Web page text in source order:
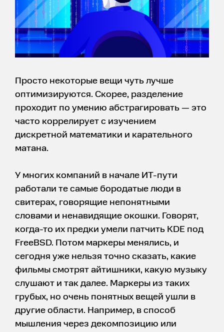
Просто некоторые вещи чуть лучше
оптимизируются. Скорее, разделение
проходит по умению абстрагировать — это
часто коррелирует с изучением
дискретной математики и карательного
матана.
У многих компаний в начале ИТ-пути
работали те самые бородатые люди в
свитерах, говорящие непонятными
словами и ненавидящие окошки. Говорят,
когда-то их предки умели патчить KDE под
FreeBSD. Потом маркеры менялись, и
сегодня уже нельзя точно сказать, какие
фильмы смотрят айтишники, какую музыку
слушают и так далее. Маркеры из таких
грубых, но очень понятных вещей ушли в
другие области. Например, в способ
мышления через декомпозицию или